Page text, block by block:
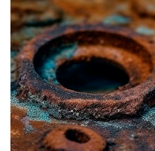
Слушателям
Партнерам
НИОКР